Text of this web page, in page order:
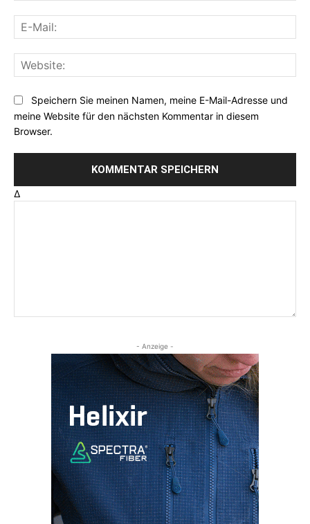
Speichern Sie meinen Namen, meine E-Mail-Adresse und
meine Website für den nächsten Kommentar in diesem
Browser.
Δ
- Anzeige -